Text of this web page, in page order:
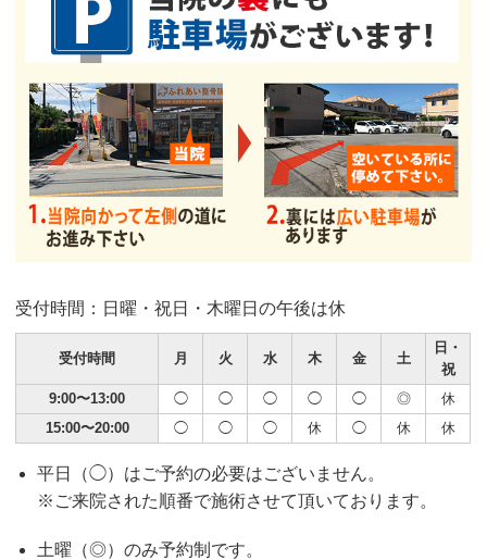
受付時間：日曜・祝日・木曜日の午後は休
受付時間 月 火 水 木 金 土
日・
祝
9:00〜13:00
◯ ◯ ◯ ◯ ◯ ◎
休
15:00〜20:00
◯ ◯ ◯ 休 ◯ 休 休
平日（◯）はご予約の必要はございません。
※ご来院された順番で施術させて頂いております。
土曜（◎）のみ予約制です。